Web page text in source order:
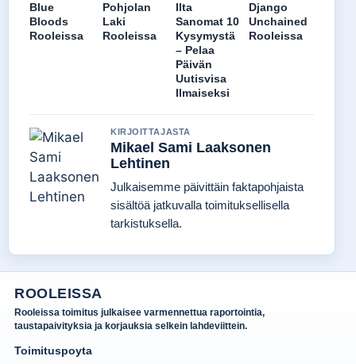
Blue
Bloods
Rooleissa
Pohjolan
Laki
Rooleissa
Ilta
Sanomat 10
Kysymystä
– Pelaa
Päivän
Uutisvisa
Ilmaiseksi
Django
Unchained
Rooleissa
KIRJOITTAJASTA
Mikael Sami Laaksonen
Lehtinen
Julkaisemme päivittäin faktapohjaista
sisältöä jatkuvalla toimituksellisella
tarkistuksella.
ROOLEISSA
Rooleissa toimitus julkaisee varmennettua raportointia,
taustapaivityksia ja korjauksia selkein lahdeviittein.
Toimituspoyta